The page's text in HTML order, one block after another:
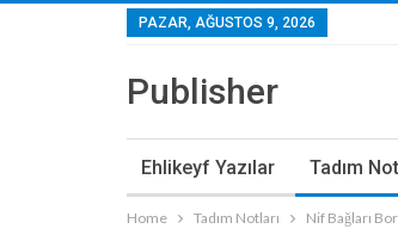
PAZAR, AĞUSTOS 9, 2026
Publisher
Ehlikeyf Yazılar Tadım
Home Tadım Notları Nif Bağları